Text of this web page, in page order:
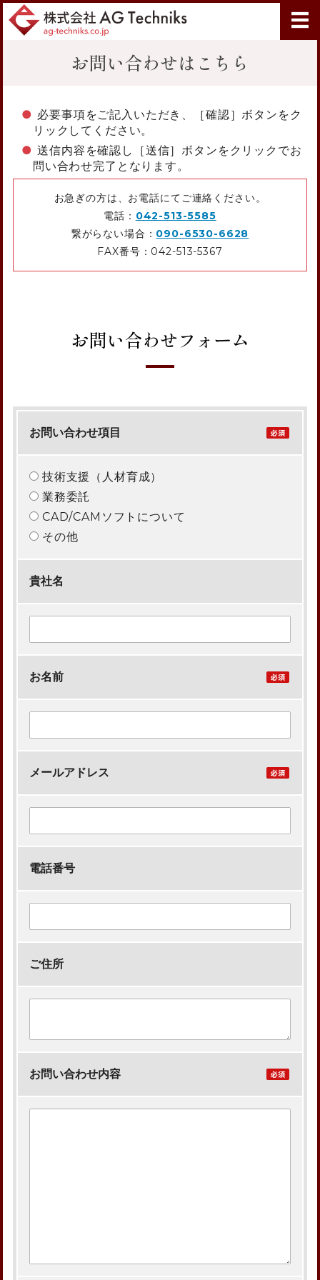
株式会社 AG
加工実績
会社概要
お問い合わせ
お問い合わせはこちら
必要事項をご記入いただき、［確認］ボタンをク
リックしてください。
送信内容を確認し［送信］ボタンをクリックでお
問い合わせ完了となります。
お急ぎの方は、お電話にてご連絡ください。
電話： 042-513-5585
繋がらない場合： 090-6530-6628
FAX番号：042-513-5367
お問い合わせフォーム
お問い合わせ項目
技術支援（人材育成）
業務委託
CAD/CAMソフトについて
その他
貴社名
お名前
メールアドレス
電話番号
ご住所
お問い合わせ内容